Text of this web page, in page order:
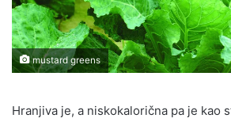
mustard greens
Hranjiva je, a niskokalorična pa je kao